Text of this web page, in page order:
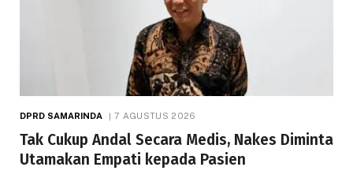
DPRD SAMARINDA 7 AGUSTUS 2026
Tak Cukup Andal Secara Medis, Nakes Diminta
Utamakan Empati kepada Pasien